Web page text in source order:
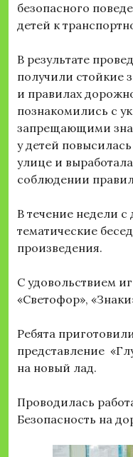
безопасного
детей к
В результате
получили стойкие
и правилах
познакомились с
запрещающими
у детей
улице и
соблюдении
В течение недели
тематические
произведения.
С удовольствием
«Светофор»,
Ребята
представление
на новый лад.
Проводилась
Безопасность на